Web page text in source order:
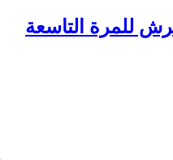
للمرة التاسعة